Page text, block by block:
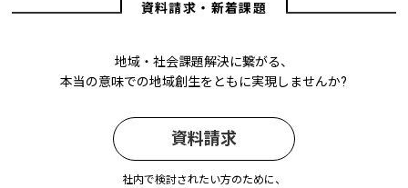
資料請求・新着課題
地域・社会課題解決に繋がる、
本当の意味での地域創生をともに実現しませんか?
資料請求
社内で検討されたい方のために、